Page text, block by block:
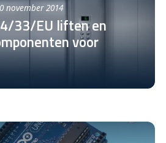
november 2014
33/EU liften en
voor